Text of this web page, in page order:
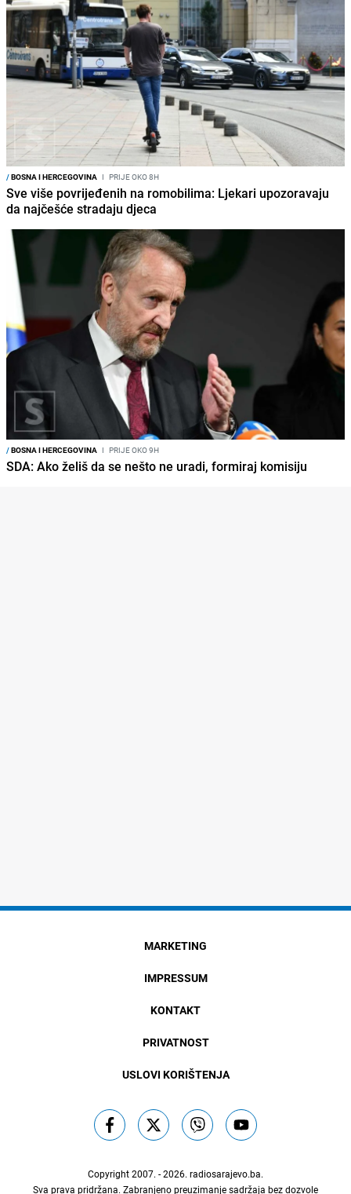
/BOSNA I HERCEGOVINA I PRIJE OKO 8H
Sve više povrijeđenih na romobilima: Ljekari upozoravaju
da najčešće stradaju djeca
/BOSNA I HERCEGOVINA I PRIJE OKO 9H
SDA: Ako želiš da se nešto ne uradi, formiraj komisiju
MARKETING
IMPRESSUM
KONTAKT
PRIVATNOST
USLOVI KORIŠTENJA
Copyright 2007. - 2026. radiosarajevo.ba.
Sva prava pridržana. Zabranjeno preuzimanje sadržaja bez dozvole